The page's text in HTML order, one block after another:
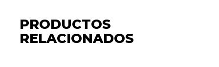
PRODUCTOS
RELACIONADOS